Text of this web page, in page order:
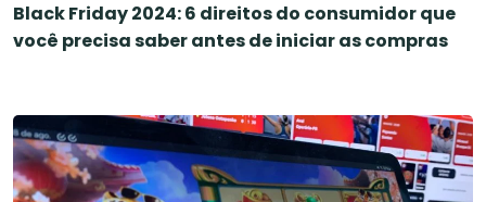
Black Friday 2024: 6 direitos do consumidor que
você precisa saber antes de iniciar as compras